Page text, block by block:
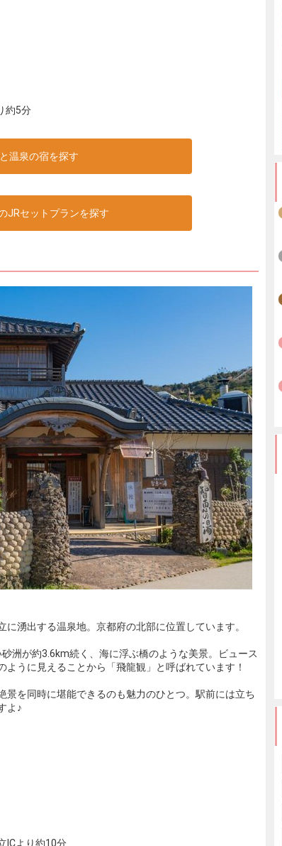
約5分
温泉の宿を探す
JRセットプランを探す
に湧出する温泉地。京都府の北部に位置しています。
洲が約3.6km続く、海に浮ぶ橋のような美景。ビュース
うに見えることから「飛龍観」と呼ばれています！
景を同時に堪能できるのも魅力のひとつ。駅前には立ち
よ♪
ICより約10分